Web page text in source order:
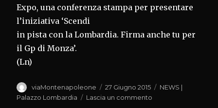
Expo, una conferenza stampa per presentare
l’iniziativa ‘Scendi
in pista con la Lombardia. Firma anche tu per
il Gp di Monza’.
(Ln)
Autore
viaMontenapoleone
Pubblicato
il
27 Giugno 2015 Categorie
NEWS |
Palazzo Lombardia
Lascia un commento